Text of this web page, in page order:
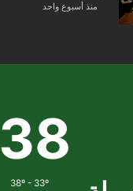
منذ أسبوع واحد
38
38º - 33º